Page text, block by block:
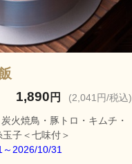
1,890 円 (2,041円/税込)
火焼鳥・豚トロ・キムチ・
子＜七味付＞
2026/10/31